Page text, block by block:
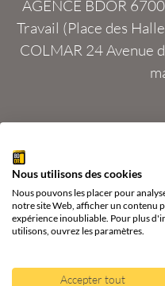
AGENCE BDOR
Travail (Place des
COLMAR24 Avenue
Tous droits réservés
& vente or, argent
Nous utilisons des cookies
Nous pouvons les placer pour
notre site Web, afficher un contenu
expérience inoubliable. Pour plus
utilisons, ouvrez les paramètres.
Accepter tout